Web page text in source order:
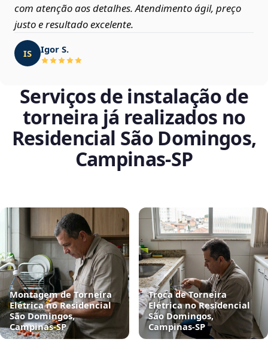
com atenção aos detalhes. Atendimento ágil, preço
justo e resultado excelente.
IS Igor S.
Serviços de instalação de
torneira já realizados no
Residencial São Domingos,
Campinas‑SP
Montagem de Torneira
Elétrica no Residencial
São Domingos,
Campinas‑SP
Troca de Torneira
Elétrica no Residencial
São Domingos,
Campinas‑SP